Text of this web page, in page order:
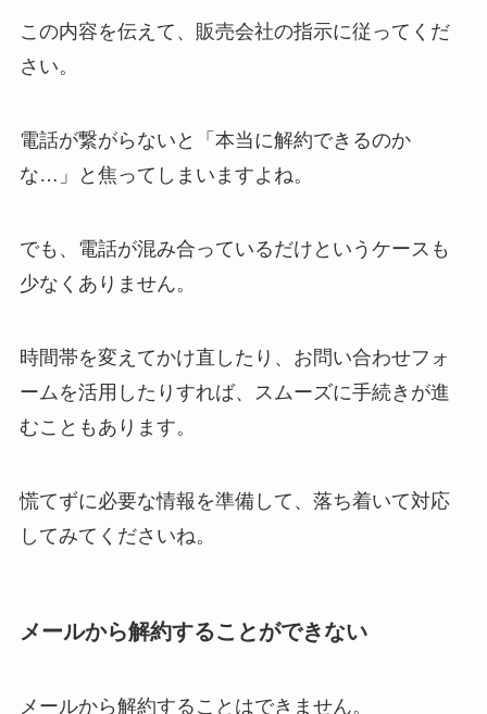
この内容を伝えて、販売会社の指示に従ってくだ
さい。
電話が繋がらないと「本当に解約できるのか
な…」と焦ってしまいますよね。
でも、電話が混み合っているだけというケースも
少なくありません。
時間帯を変えてかけ直したり、お問い合わせフォ
ームを活用したりすれば、スムーズに手続きが進
むこともあります。
慌てずに必要な情報を準備して、落ち着いて対応
してみてくださいね。
メールから解約することができない
メールから解約することはできません。